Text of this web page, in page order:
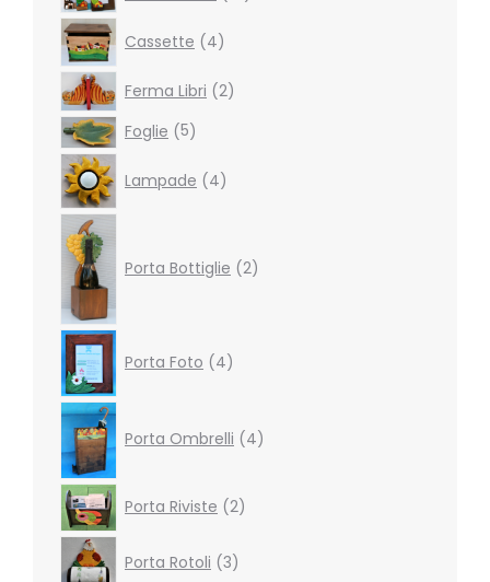
products
Cassette
4products
Ferma Libri 22
products
Foglie 55
Lampade
4products
Porta Bottiglie 2
Porta Foto 4products
Porta Ombrelli 4products
Porta Riviste 2
2
products
Porta Rotoli 3products